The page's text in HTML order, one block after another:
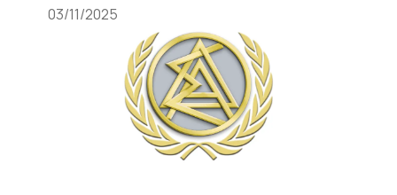
03/11/2025